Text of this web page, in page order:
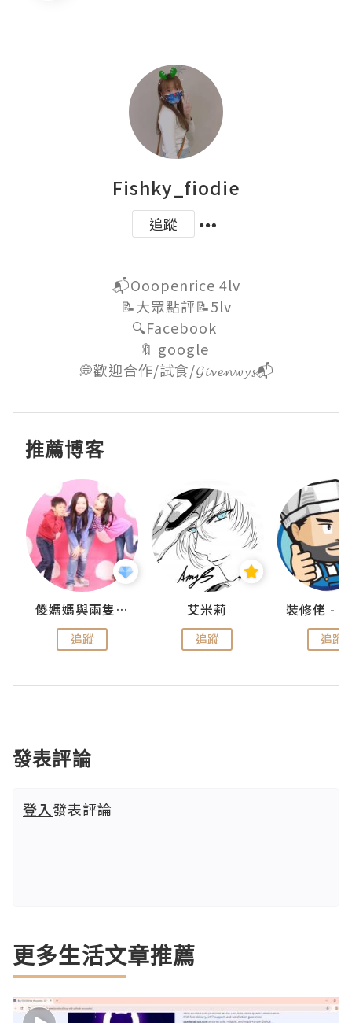
Fishky_fiodie
追蹤
📬Ooopenrice 4lv
📝大眾點評📝5lv
🔍Facebook
🔖 google
💭歡迎合作/試食/𝓖𝓲𝓿𝓮𝓷𝔀𝔂𝓼📬
推薦博客
儍媽媽與兩隻小魔怪之家
追蹤
艾米莉
追蹤 追蹤
發表評論
登入發表評論
更多生活文章推薦